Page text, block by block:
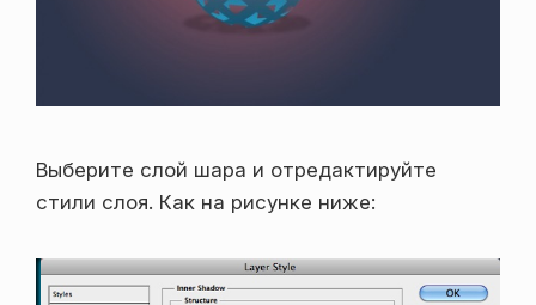
Выберите слой шара и отредактируйте
стили слоя. Как на рисунке ниже: